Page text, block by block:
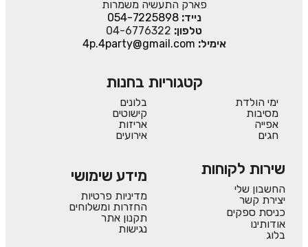
פארק התעשיה משמרות
נייד:054-7225898
טלפון: 04-6776322
אימיל: 4p.4party@gmail.com
קטגוריות בחנות
ימי הולדת
מסיבות
אפייה
חגים
בלונים
קישוטים
אריזות
אירועים
שירות לקוחות
החשבון שלי
יצירת קשר
כניסת ספקים
אודותינו
בלוג
מידע שימושי
מדיניות פרטיות
החזרות ומשלוחים
תקנון אתר
נגישות